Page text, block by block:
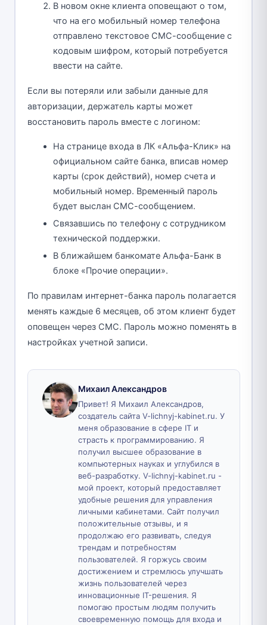
В новом окне клиента оповещают о том,
что на его мобильный номер телефона
отправлено текстовое СМС-сообщение с
кодовым шифром, который потребуется
ввести на сайте.
Если вы потеряли или забыли данные для
авторизации, держатель карты может
восстановить пароль вместе с логином:
На странице входа в ЛК «Альфа-Клик» на
официальном сайте банка, вписав номер
карты (срок действий), номер счета и
мобильный номер. Временный пароль
будет выслан СМС-сообщением.
Связавшись по телефону с сотрудником
технической поддержки.
В ближайшем банкомате Альфа-Банк в
блоке «Прочие операции».
По правилам интернет-банка пароль полагается
менять каждые 6 месяцев, об этом клиент будет
оповещен через СМС. Пароль можно поменять в
настройках учетной записи.
Михаил Александров
Привет! Я Михаил Александров,
создатель сайта V-lichnyj-kabinet.ru. У
меня образование в сфере IT и
страсть к программированию. Я
получил высшее образование в
компьютерных науках и углубился в
веб-разработку. V-lichnyj-kabinet.ru -
мой проект, который предоставляет
удобные решения для управления
личными кабинетами. Сайт получил
положительные отзывы, и я
продолжаю его развивать, следуя
трендам и потребностям
пользователей. Я горжусь своим
достижением и стремлюсь улучшать
жизнь пользователей через
инновационные IT-решения. Я
помогаю простым людям получить
своевременную помощь для входа и